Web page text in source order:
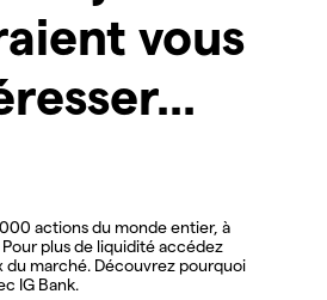
vous
actions du monde entier, à
plus de liquidité accédez
marché. Découvrez pourquoi
IG Bank.